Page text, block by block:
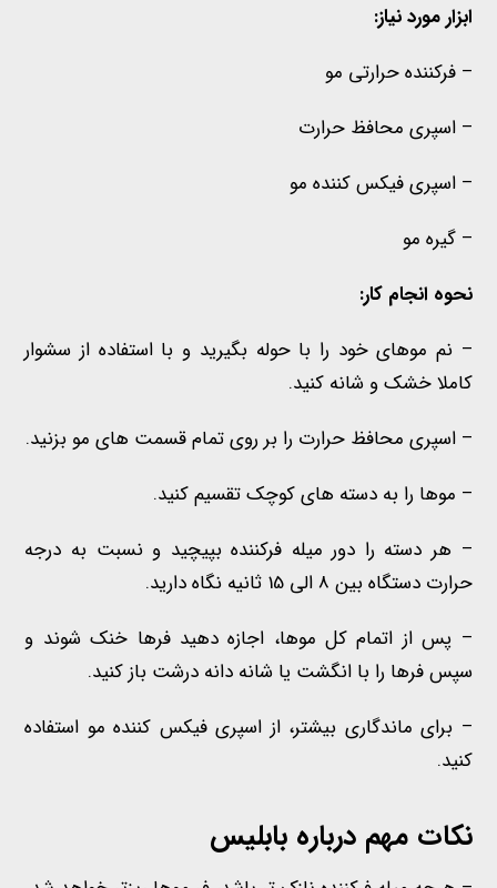
ابزار مورد نیاز:
– فرکننده حرارتی مو
– اسپری محافظ حرارت
– اسپری فیکس کننده مو
– گیره مو
نحوه انجام کار:
– نم موهای خود را با حوله بگیرید و با استفاده از سشوار
کاملا خشک و شانه کنید.
– اسپری محافظ حرارت را بر روی تمام قسمت های مو بزنید.
– موها را به دسته های کوچک تقسیم کنید.
– هر دسته را دور میله فرکننده بپیچید ونسبت به درجه
حرارت دستگاه بین 8 الی 15
ثانیه نگاه دارید.
– پس از اتمام کل موها، اجازه دهید فرها خنک شوند و
سپس فرها را با انگشت یا شانه دانه درشت باز کنید.
– برای ماندگاری بیشتر، از اسپری فیکس کننده مو استفاده
کنید.
نکات مهم درباره بابلیس